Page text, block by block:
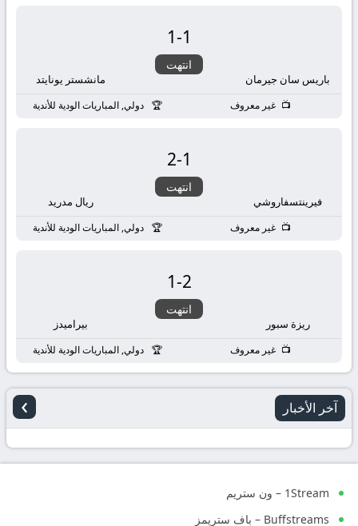
live
باريس سان جيرمان
1
-
1
انتهت
مانشستر يونايتد
غير معروف دولي, المباريات الودية للأندية
فيرينتسفاروشي
1
-
2
انتهت
ريال مدريد
غير معروف دولي, المباريات الودية للأندية
ريزة سبور
2
-
1
انتهت
بيراميدز
غير معروف دولي, المباريات الودية للأندية
آخر الأخبار ›
1Stream – ون ستريم
Buffstreams – باف ستريمز